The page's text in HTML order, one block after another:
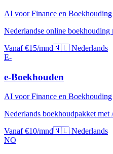
AI voor Finance en Boekhouding
Nederlandse online
Vanaf €15/mnd🇳🇱 Nederlands
E-
e-Boekhouden
AI voor Finance en Boekhouding
Nederlands boekhoudpakket
Vanaf €10/mnd🇳🇱 Nederlands
NO